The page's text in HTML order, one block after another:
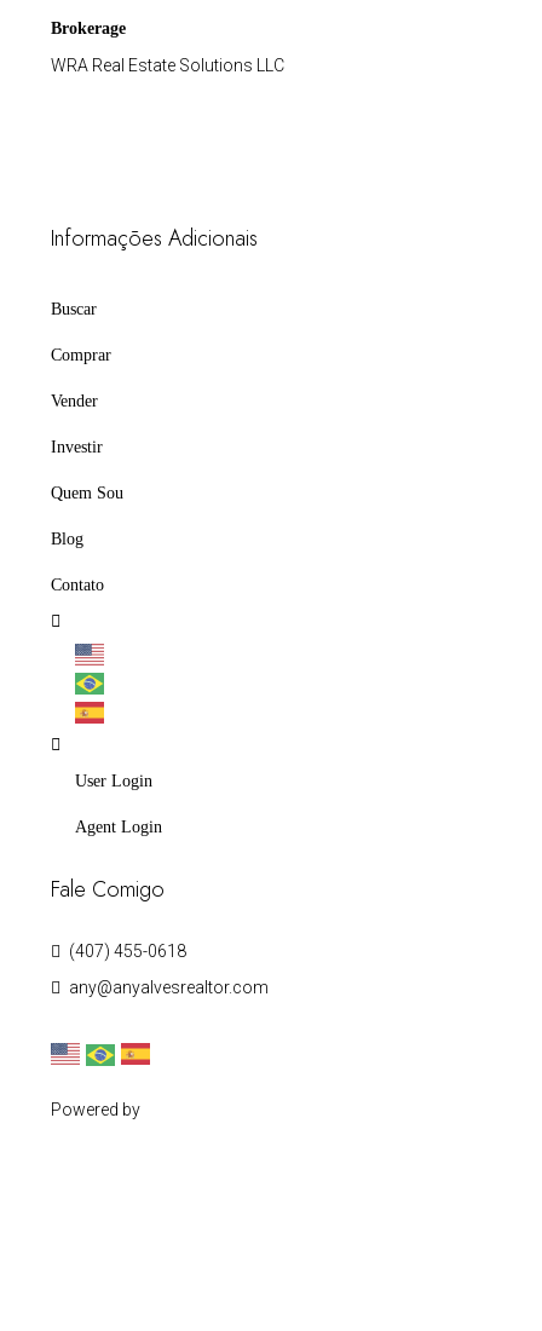
Brokerage
WRA Real Estate Solutions LLC
Informações Adicionais
Buscar
Comprar
Vender
Investir
Quem Sou
Blog
Contato
User Login
Agent Login
Fale Comigo
(407) 455-0618
any@anyalvesrealtor.com
Powered by